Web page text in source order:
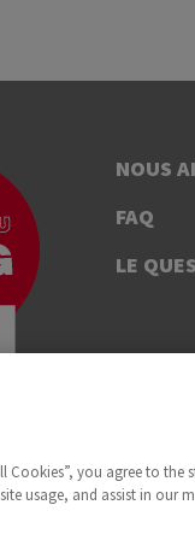
NOUS
FAQ
LE
Cookies”, you agree to
usage, and assist in our